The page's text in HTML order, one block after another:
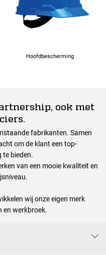
Hoofdbescherming
ook met
fabrikanten. Samen
om de klant een top-
te bieden.
van een mooie kwaliteit en
wij onze eigen merk
en werkbroek.